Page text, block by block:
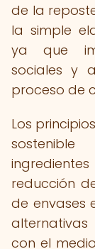
de la
la simple
ya que
sociales y
proceso de
Los
reducción
de envases
con el